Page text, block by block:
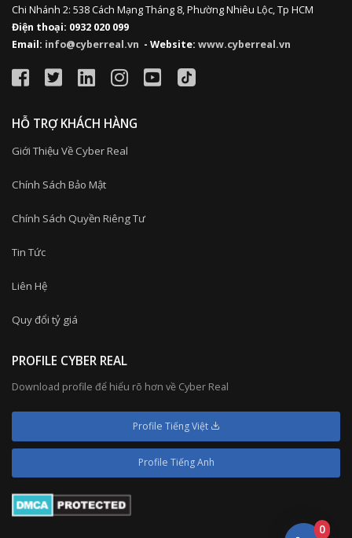
Chi Nhánh 2: 538 Cách Mạng Tháng 8, Phường Nhiêu Lộc, Tp HCM
Điện thoại: 0932 020 099
Email: info@cyberreal.vn - Website: www.cyberreal.vn
HỖ TRỢ KHÁCH HÀNG
Giới Thiệu Về Cyber Real
Chính Sách Bảo Mật
Chính Sách Quyền Riêng Tư
Tin Tức
Liên Hệ
Quy đổi tỷ giá
PROFILE CYBER REAL
Download profile để hiểu rõ hơn về Cyber Real
Profile Tiếng Việt
Profile Tiếng Anh
0